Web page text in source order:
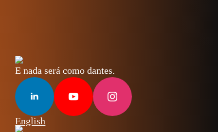
E nada será como dantes.
English